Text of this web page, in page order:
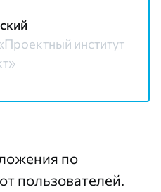
институт
по
пользователей.